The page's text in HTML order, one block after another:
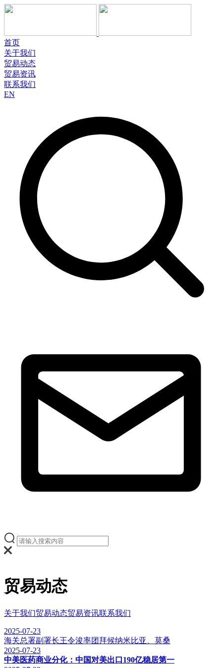
首页
关于我们
贸易动态
贸易资讯
联系我们
EN
贸易动态
关于我们贸易动态贸易资讯联系我们
2025-07-23
海关总署副署长王令浚率团拜候纳米比亚、莫桑
2025-07-23
中美医药商业分化：中国对美出口190亿稳居第一